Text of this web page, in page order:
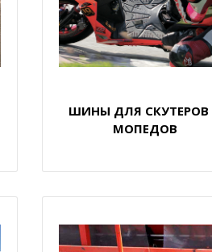
ШИНЫ ДЛЯ СКУТЕРОВ
МОПЕДОВ